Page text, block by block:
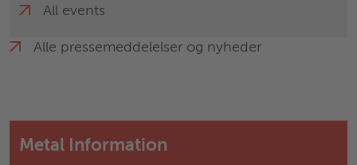
All events
Alle pressemeddelelser og nyheder
Metal Information